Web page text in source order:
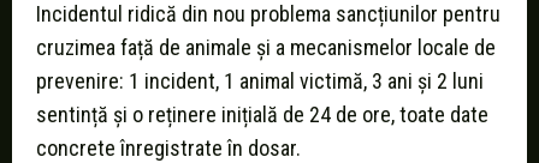
Incidentul ridică din nou problema sancțiunilor pentru
cruzimea față de animale și a mecanismelor locale de
prevenire: 1 incident, 1 animal victimă, 3 ani și 2 luni
sentință și o reținere inițială de 24 de ore, toate date
concrete înregistrate în dosar.